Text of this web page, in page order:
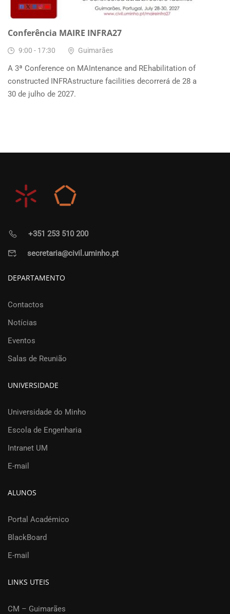
Conferência MAIRE INFRA27
9:00 - 17:30 Guimarães
A 3ª Conference on MAIntenance and REhabilitation of
constructed INFRAstructure facilities decorrerá de 28 a
30 de julho de 2027.
+351 253 510 200
secretaria@civil.uminho.pt
DEPARTAMENTO
Contactos
Notícias
Eventos
Salas de Reunião
UNIVERSIDADE
Universidade do Minho
Escola de Engenharia
Intranet UM
E-mail
ALUNOS
Portal Académico
BlackBoard
E-mail
LINKS UTEIS
CM – Guimarães